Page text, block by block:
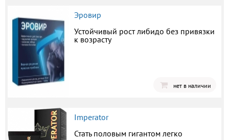
Эровир
Устойчивый рост либидо без привязки
к возрасту
нет в наличии
Imperator
Стать половым гигантом легко